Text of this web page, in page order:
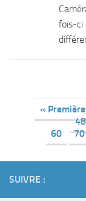
fois-ci
«
48
60
70
SUIVRE :